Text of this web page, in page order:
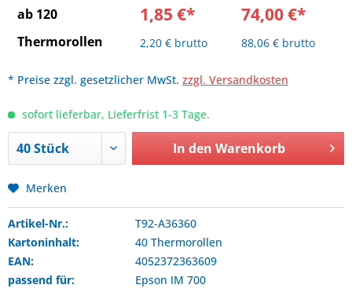
ab 120
Thermorollen
1,85 €*
2,20 € brutto
74,00 €*
88,06 € brutto
* Preise zzgl. gesetzlicher MwSt. zzgl. Versandkosten
sofort lieferbar, Lieferfrist 1-3 Tage.
In den Warenkorb
Merken
Artikel-Nr.:
T92-A36360
Kartoninhalt:
40 Thermorollen
EAN:
4052372363609
passend für:
Epson IM 700